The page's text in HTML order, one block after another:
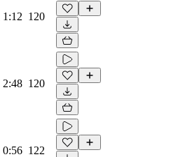
1:12 120
2:48 120
0:56 122